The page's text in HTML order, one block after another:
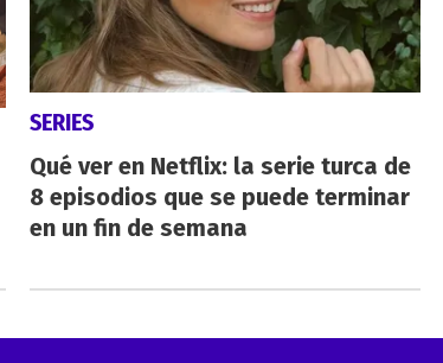
SERIES
Qué ver en Netflix: la serie turca de
8 episodios que se puede terminar
en un fin de semana